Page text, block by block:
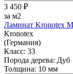
3 450 ₽
за м2
Ламинат Kronotex
Kronotex
(Германия)
Класс: 33
Порода дерева: Дуб
Толщина: 10 мм